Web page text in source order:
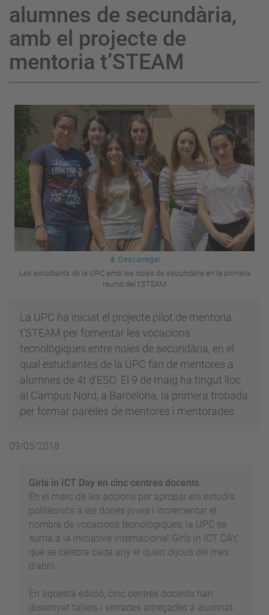
alumnes de secundària,
amb el projecte de
mentoria t’STEAM
Descarregar
Les estudiants de la UPC amb les noies de secundària en la primera
reunió del t'STEAM
La UPC ha iniciat el projecte pilot de mentoria
t'STEAM per fomentar les vocacions
tecnològiques entre noies de secundària, en el
qual estudiantes de la UPC fan de mentores a
alumnes de 4t d’ESO. El 9 de maig ha tingut lloc
al Campus Nord, a Barcelona, la primera trobada
per formar parelles de mentores i mentorades.
09/05/2018
Girls in ICT Day en cinc centres docents
En el marc de les accions per apropar els estudis
politècnics a les dones joves i incrementar el
nombre de vocacions tecnològiques, la UPC se
suma a la iniciativa internacional Girls in ICT DAY,
que se celebra cada any el quart dijous del mes
d’abril.
En aquesta edició, cinc centres docents han
dissenyat tallers i xerrades adreçades a alumnat